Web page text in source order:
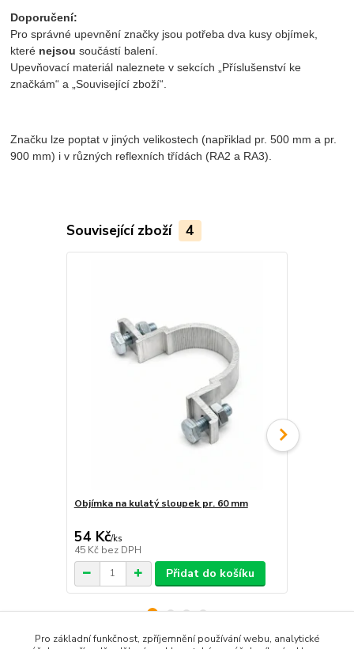
Doporučení:
Pro správné upevnění značky jsou potřeba dva kusy objímek,
které nejsou součástí balení.
Upevňovací materiál naleznete v sekcích „Příslušenství ke
značkám“ a „Související zboží“.
Značku lze poptat v jiných velikostech (napřiklad pr. 500 mm a pr.
900 mm) i v různých reflexních třídách (RA2 a RA3).
Související zboží 4
Objímka na kulatý sloupek pr. 60 mm
54 Kč/ks
45 Kč bez DPH
Přidat do košíku
Pro základní funkčnost, zpříjemnění používání webu, analytické